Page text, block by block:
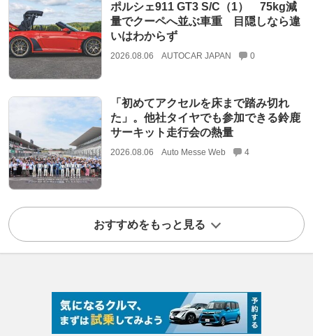
ポルシェ911 GT3 S/C（1） 75kg減
量でクーペへ並ぶ車重 目隠しなら違
いはわからず
2026.08.06 AUTOCAR JAPAN 0
「初めてアクセルを床まで踏み切れ
た」。他社タイヤでも参加できる鈴鹿
サーキット走行会の熱量
2026.08.06 Auto Messe Web 4
おすすめをもっと見る